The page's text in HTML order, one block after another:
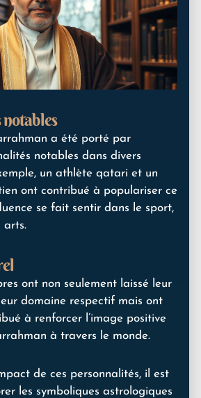
a été porté par
notables dans divers
un athlète qatari et un
ont contribué à populariser ce
se fait sentir dans le sport,
arts.
ont non seulement laissé leur
domaine respectif mais ont
à renforcer l’image positive
à travers le monde.
de ces personnalités, il est
les symboliques astrologiques